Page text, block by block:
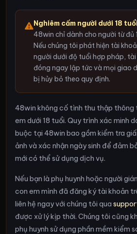
Nghiêm cấm người dưới 18
48win chỉ dành cho người từ đủ
Nếu chúng tôi phát hiện tài
người dưới độ tuổi hợp pháp,
đóng ngay lập tức và mọi giao
bị hủy bỏ theo quy định.
48win không cố tình thu thập thông
em dưới 18 tuổi. Quy trình xác minh
buộc tại 48win bao gồm kiểm tra
ảnh và xác nhận ngày sinh để đảm
mới có thể sử dụng dịch vụ.
Nếu bạn là phụ huynh hoặc người
con em mình đã đăng ký tài khoản
liên hệ ngay với chúng tôi qua
được xử lý kịp thời. Chúng tôi cũng
phụ huynh sử dụng phần mềm kiểm